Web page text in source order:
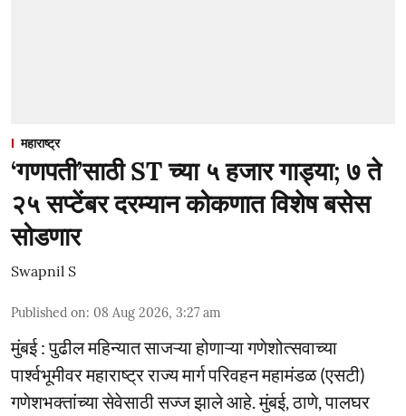
महाराष्ट्र
‘गणपती’साठी ST च्या ५ हजार गाड्या; ७ ते
२५ सप्टेंबर दरम्यान कोकणात विशेष बसेस
सोडणार
Swapnil S
Published on: 08 Aug 2026, 3:27 am
मुंबई : पुढील महिन्यात साजऱ्या होणाऱ्या गणेशोत्सवाच्या
पार्श्वभूमीवर महाराष्ट्र राज्य मार्ग परिवहन महामंडळ (एसटी)
गणेशभक्तांच्या सेवेसाठी सज्ज झाले आहे. मुंबई, ठाणे, पालघर